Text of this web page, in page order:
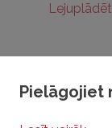
Pielāgojiet